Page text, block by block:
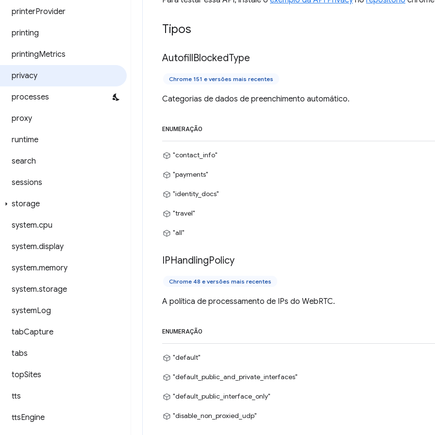
printerProvider
printing
printingMetrics
privacy
processes
proxy
runtime
search
sessions
storage
system.cpu
system.display
system.memory
system.storage
systemLog
tabCapture
tabs
topSites
tts
ttsEngine
Tipos
AutofillBlockedType
Chrome 151 e versões mais recentes
Categorias de dados de preenchimento automático.
ENUMERAÇÃO
"contact_info"
"payments"
"identity_docs"
"travel"
"all"
IPHandlingPolicy
Chrome 48 e versões mais recentes
A política de processamento de IPs do WebRTC.
ENUMERAÇÃO
"default"
"default_public_and_private_interfaces"
"default_public_interface_only"
"disable_non_proxied_udp"